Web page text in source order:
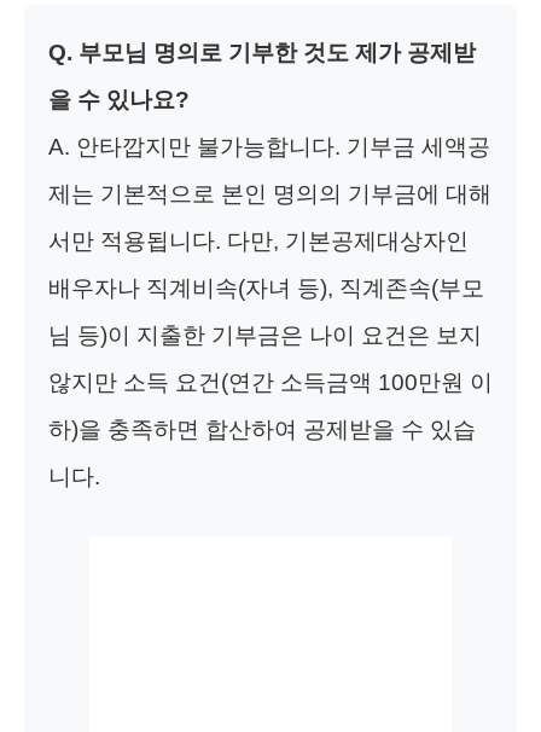
Q. 부모님 명의로 기부한 것도 제가 공제받
을 수 있나요?
A. 안타깝지만 불가능합니다. 기부금 세액공
제는 기본적으로 본인 명의의 기부금에 대해
서만 적용됩니다. 다만, 기본공제대상자인
배우자나 직계비속(자녀 등), 직계존속(부모
님 등)이 지출한 기부금은 나이 요건은 보지
않지만 소득 요건(연간 소득금액 100만원 이
하)을 충족하면 합산하여 공제받을 수 있습
니다.